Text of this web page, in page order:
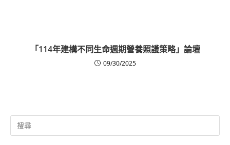
「114年建構不同生命週期營養照護策略」論壇
09/30/2025
Search
for: